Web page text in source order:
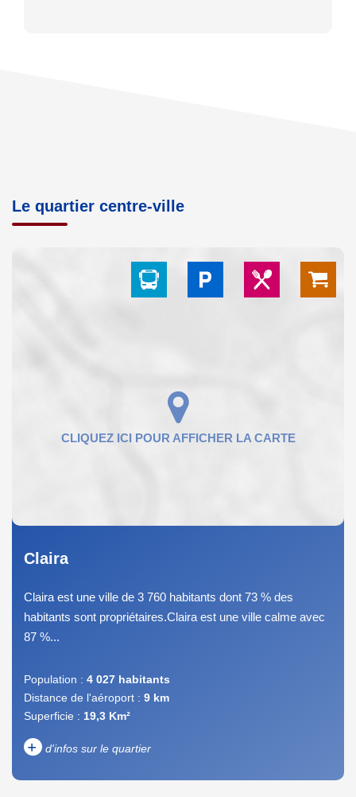
Le quartier centre-ville
Claira
Claira est une ville de 3 760 habitants dont 73 % des
habitants sont propriétaires.Claira est une ville calme avec
87 %...
Population : 4 027 habitants
Distance de l'aéroport : 9 km
Superficie : 19,3 Km²
+ d'infos sur le quartier